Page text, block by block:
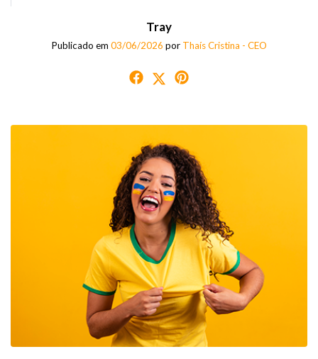
Tray
Publicado em 03/06/2026 por Thaís Cristina - CEO